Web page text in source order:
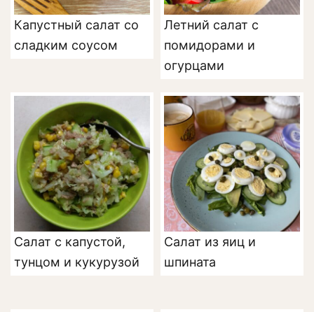
Капустный салат со
сладким соусом
Летний салат с
помидорами и
огурцами
Салат с капустой,
тунцом и кукурузой
Салат из яиц и
шпината